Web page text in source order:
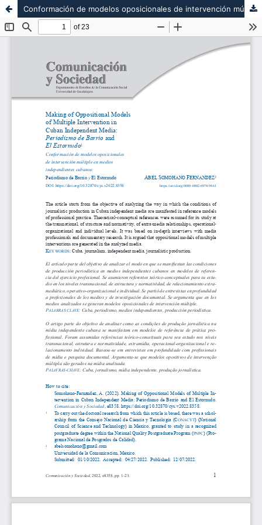
Conformación de modelos oposicionales de intervención múltiple en medios independientes cubanos: Periodismo de Barrio y El Estornudo